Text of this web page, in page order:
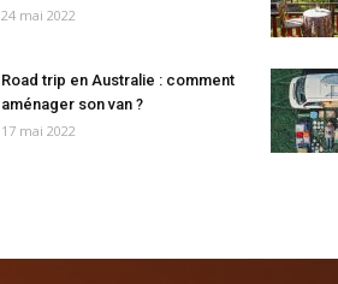
24 mai 2022
Road trip en Australie : comment
aménager son van ?
17 mai 2022